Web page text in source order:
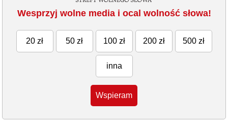
Wesprzyj wolne media i ocal wolność słowa!
20 zł 50 zł 100 zł 200 zł 500 zł
inna
Wspieram